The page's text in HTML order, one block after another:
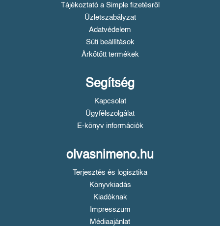
Tájékoztató a Simple fizetésről
Üzletszabályzat
Adatvédelem
Süti beállítások
Árkötött termékek
Segítség
Kapcsolat
Ügyfélszolgálat
E-könyv információk
olvasnimeno.hu
Terjesztés és logisztika
Könyvkiadás
Kiadóknak
Impresszum
Médiaajánlat